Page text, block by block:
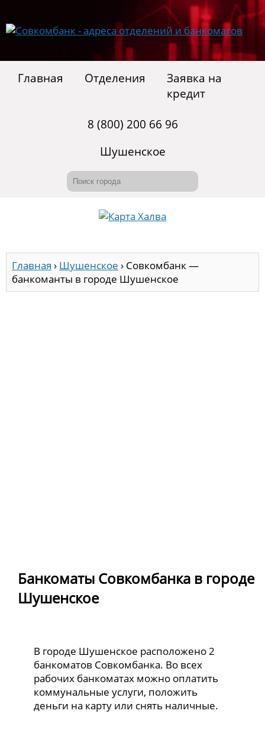
Главная Отделения
Заявка на
кредит
8 (800) 200 66 96
Шушенское
Главная › Шушенское › Совкомбанк —
банкоманты в городе Шушенское
Банкоматы Совкомбанка в городе
Шушенское
В городе Шушенское расположено 2
банкоматов Совкомбанка. Во всех
рабочих банкоматах можно оплатить
коммунальные услуги, положить
деньги на карту или снять наличные.